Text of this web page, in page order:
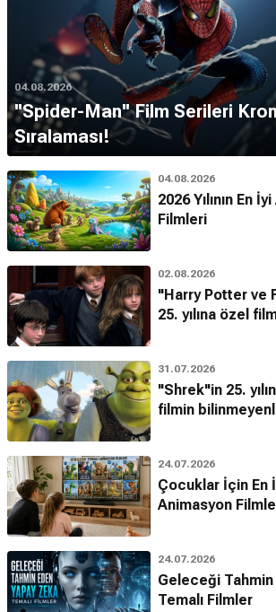
04.08.2026
''Spider-Man'' Film Serileri
Sıralaması!
04.08.2026
2026 Yılının En
Filmleri
02.08.2026
"Harry Potter ve
25. yılına özel
31.07.2026
"Shrek"in 25.
filmin
24.07.2026
Çocuklar İçin En
Animasyon
24.07.2026
Geleceği
Temalı Filmler